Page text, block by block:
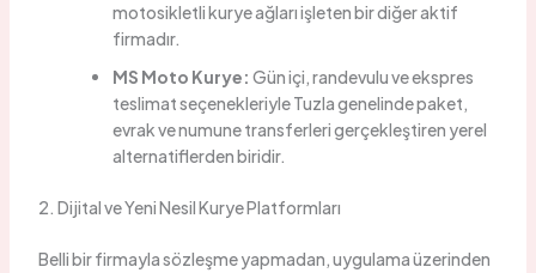
motosikletli kurye ağları işleten bir diğer aktif
firmadır.
MS Moto Kurye: Gün içi, randevulu ve ekspres
teslimat seçenekleriyle Tuzla genelinde paket,
evrak ve numune transferleri gerçekleştiren yerel
alternatiflerden biridir.
2. Dijital ve Yeni Nesil Kurye Platformları
Belli bir firmayla sözleşme yapmadan, uygulama üzerinden